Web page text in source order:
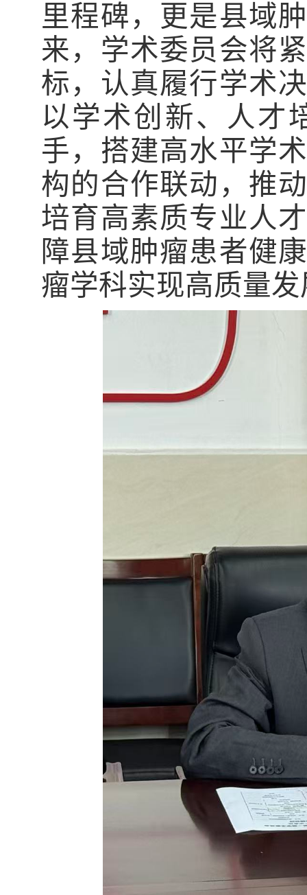
里程碑，更是县域
来，学术委员会将
标，认真履行学术
以学术创新、人才
手，搭建高水平学
构的合作联动，推
培育高素质专业人
障县域肿瘤患者健
瘤学科实现高质量